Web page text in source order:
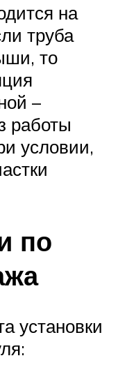
на
труба
то
–
работы
условии,
по
установки